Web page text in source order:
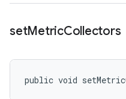
setMetricCollectors
public void